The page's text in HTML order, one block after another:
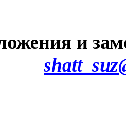
и